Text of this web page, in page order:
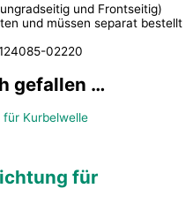
und Frontseitig)
und müssen separat bestellt
02220
gefallen …
für